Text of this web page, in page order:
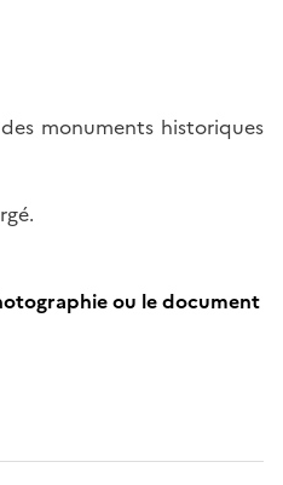
monuments historiques
ou le document